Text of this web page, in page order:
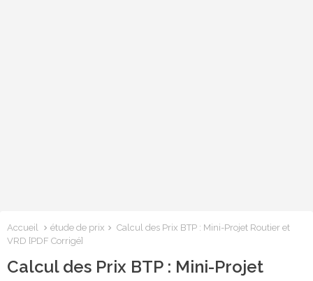
Accueil étude de prix
Calcul des Prix BTP : Mini-Projet Routier et
VRD [PDF Corrigé]
Calcul des Prix BTP : Mini-Projet